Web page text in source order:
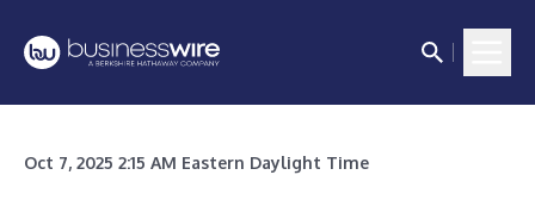
Oct 7, 2025 2:15 AM Eastern Daylight Time